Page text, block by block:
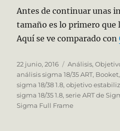
Antes de continuar unas
tamaño es lo primero que
Aquí se ve comparado con
Publicado
el
22 junio, 2016 Categorías
Análisis,
análisis sigma 18/35 ART, Booket,
sigma 18/38 1.8,objetivo
sigma 18/35 1.8,serie ART de
Sigma Full Frame